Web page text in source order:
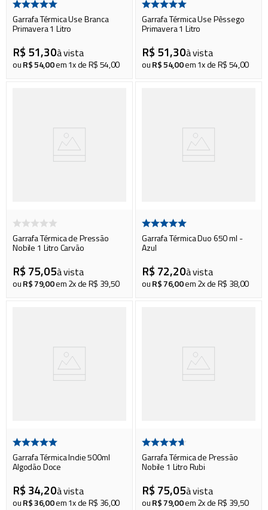
Garrafa Térmica Use Branca
Primavera 1 Litro
R$ 51,30à vista
ouR$54,00em1x deR$54,00
Garrafa Térmica Use Pêssego
Primavera 1 Litro
R$ 51,30à vista
ouR$54,00em1x deR$54,00
Garrafa Térmica de Pressão
Nobile 1 Litro Carvão
R$ 75,05à vista
ouR$79,00em2x deR$ 39,50
Garrafa Térmica Duo 650 ml -
Azul
R$ 72,20à vista
ouR$76,00em2x deR$ 38,00
Garrafa Térmica Indie 500ml
Algodão Doce
R$ 34,20à vista
ouR$36,00em1x deR$ 36,00
Garrafa Térmica de Pressão
Nobile 1 Litro Rubi
R$ 75,05à vista
ouR$79,00em2x deR$ 39,50